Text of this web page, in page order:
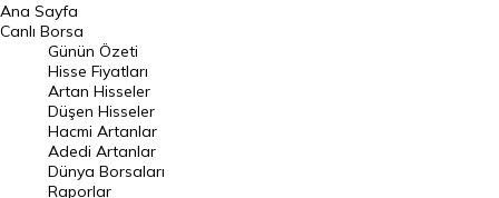
BIST 100 Hisseleri
En Çok Artan Hisseler
En Çok Düşen Hisseler
Hacmi Artanlar
Geçmiş Kapanışlar
Ana Sayfa
Canlı Borsa
Günün Özeti
Hisse Fiyatları
Artan Hisseler
Düşen Hisseler
Hacmi Artanlar
Adedi Artanlar
Dünya Borsaları
Raporlar